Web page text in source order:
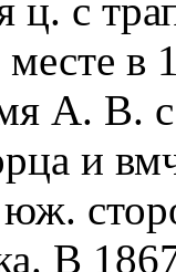
ц. с
в
А. В.
и
В